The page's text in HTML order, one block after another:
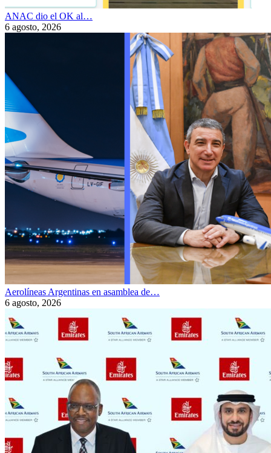
ANAC dio el OK al…
6 agosto, 2026
Aerolíneas Argentinas en asamblea de…
6 agosto, 2026